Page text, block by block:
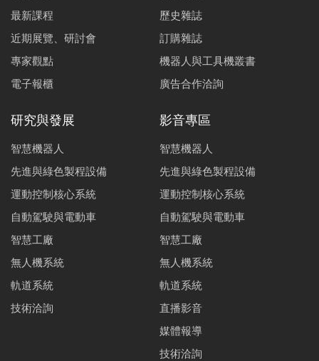
最新課程
近期展覽、研討會
專家觀點
電子報櫃
歷史雜誌
訂購雜誌
機器人與工具機叢書
廣告合作洽詢
研究與發展
智慧機器人
先進與綠色製程設備
運動控制核心系統
自動駕駛與電動車
智慧工廠
無人機系統
軌道系統
技術洽詢
影音專區
智慧機器人
先進與綠色製程設備
運動控制核心系統
自動駕駛與電動車
智慧工廠
無人機系統
軌道系統
直播影音
媒體報導
技術洽詢